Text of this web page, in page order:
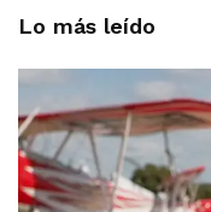
Lo más leído